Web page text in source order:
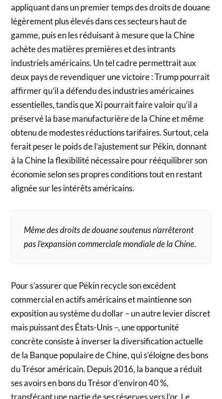
appliquant dans un premier temps des droits de douane
légèrement plus élevés dans ces secteurs haut de
gamme, puis en les réduisant à mesure que la Chine
achète des matières premières et des intrants
industriels américains. Un tel cadre permettrait aux
deux pays de revendiquer une victoire : Trump pourrait
affirmer qu’il a défendu des industries américaines
essentielles, tandis que Xi pourrait faire valoir qu’il a
préservé la base manufacturière de la Chine et même
obtenu de modestes réductions tarifaires. Surtout, cela
ferait peser le poids de l’ajustement sur Pékin, donnant
à la Chine la flexibilité nécessaire pour rééquilibrer son
économie selon ses propres conditions tout en restant
alignée sur les intérêts américains.
Même des droits de douane soutenus n’arrêteront
pas l’expansion commerciale mondiale de la Chine.
Pour s’assurer que Pékin recycle son excédent
commercial en actifs américains et maintienne son
exposition au système du dollar – un autre levier discret
mais puissant des États-Unis –, une opportunité
concrète consiste à inverser la diversification actuelle
de la Banque populaire de Chine, qui s’éloigne des bons
du Trésor américain. Depuis 2016, la banque a réduit
ses avoirs en bons du Trésor d’environ 40 %,